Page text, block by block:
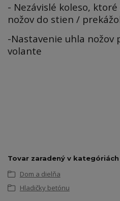
- Nezávislé koleso,
nožov do stien /
-Nastavenie uhla nožov
volante
Tovar zaradený v kategóriách
Dom a dielňa
Hladičky betónu